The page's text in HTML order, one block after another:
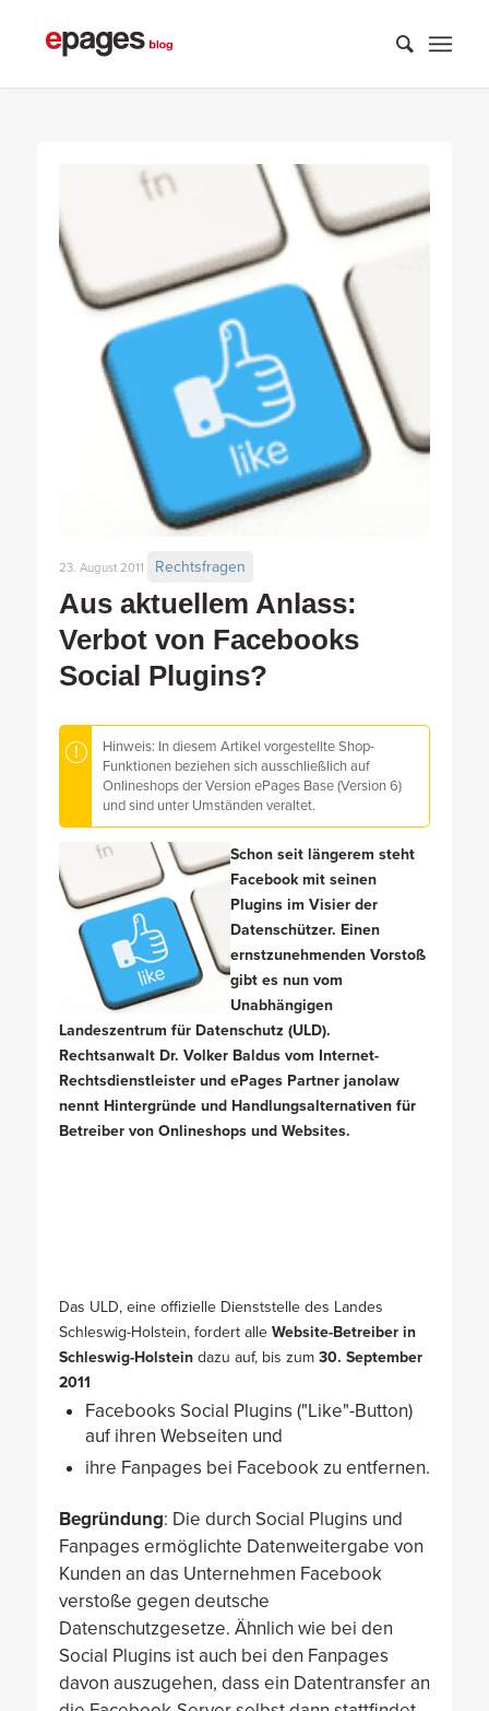
Aus aktuellem Anlass:
Verbot von Facebooks
Social Plugins?
23. August 2011 Rechtsfragen
Hinweis: In diesem Artikel vorgestellte Shop-
Funktionen beziehen sich ausschließlich auf
Onlineshops der Version ePages Base (Version 6)
und sind unter Umständen veraltet.
Schon seit längerem steht
Facebook mit seinen
Plugins im Visier der
Datenschützer. Einen
ernstzunehmenden Vorstoß
gibt es nun vom
Unabhängigen
Landeszentrum für Datenschutz (ULD).
Rechtsanwalt Dr. Volker Baldus vom Internet-
Rechtsdienstleister und ePages Partner janolaw
nennt Hintergründe und Handlungsalternativen für
Betreiber von Onlineshops und Websites.
Das ULD, eine offizielle Dienststelle des Landes
Schleswig-Holstein, fordert alle Website-Betreiber in
Schleswig-Holsteindazu auf, bis zum 30. September
2011
Facebooks Social Plugins ("Like"-Button)
auf ihren Webseiten und
ihre Fanpages bei Facebook zu entfernen.
Begründung: Die durch Social Plugins und
Fanpages ermöglichte Datenweitergabe von
Kunden an das Unternehmen Facebook
verstoße gegen deutsche
Datenschutzgesetze. Ähnlich wie bei den
Social Plugins ist auch bei den Fanpages
davon auszugehen, dass ein Datentransfer an